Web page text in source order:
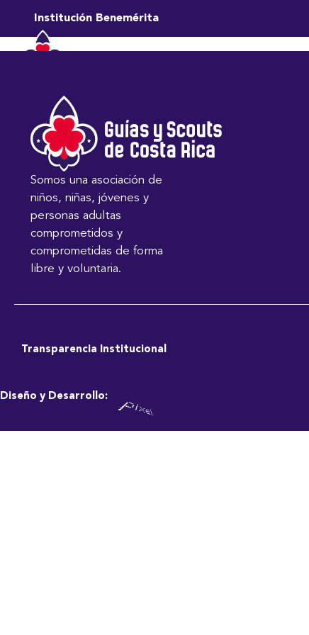
Institución Benemérita
Inicio Nosotros
MARTÍNEZ
Somos una asociación de
niños, niñas, jóvenes y
personas adultas
comprometidos y
comprometidas de forma
libre y voluntaria.
Transparencia Institucional
Diseño y Desarrollo: